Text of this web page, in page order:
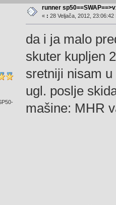
runner
« : 28 Veljača, 2012, 23:06:42
da i ja malo
skuter kupljen
sretniji nisam
ugl. poslje
mašine: MHR